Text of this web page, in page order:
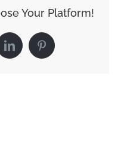
Your Platform!
LinkedInPinterest